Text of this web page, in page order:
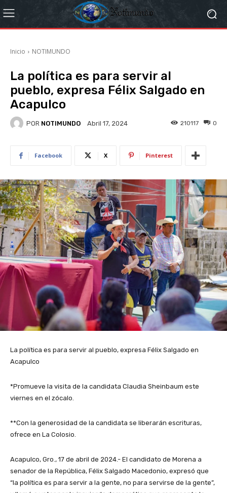
Inicio NOTIMUNDO
La política es para servir al
pueblo, expresa Félix Salgado en
Acapulco
POR NOTIMUNDO Abril 17, 2024 0
210117
Facebook X Pinterest
La política es para servir al pueblo, expresa Félix Salgado en
Acapulco
*Promueve la visita de la candidata Claudia Sheinbaum este
viernes en el zócalo.
**Con la generosidad de la candidata se liberarán escrituras,
ofrece en La Colosio.
Acapulco, Gro., 17 de abril de 2024.- El candidato de Morena a
senador de la República, Félix Salgado Macedonio, expresó que
“la política es para servir a la gente, no para servirse de la gente”,